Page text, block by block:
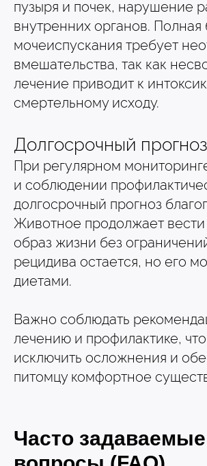
пузыря и почек, нарушение
внутренних органов. Полная
мочеиспускания требует
вмешательства, так как
лечение приводит к
смертельному исходу.
Долгосрочный прогноз
При регулярном
и соблюдении
долгосрочный прогноз
Животное продолжает
образ жизни без
рецидива остается, но его
диетами.
Важно соблюдать
лечению и профилактике,
исключить осложнения и
питомцу комфортное
Часто задаваемые